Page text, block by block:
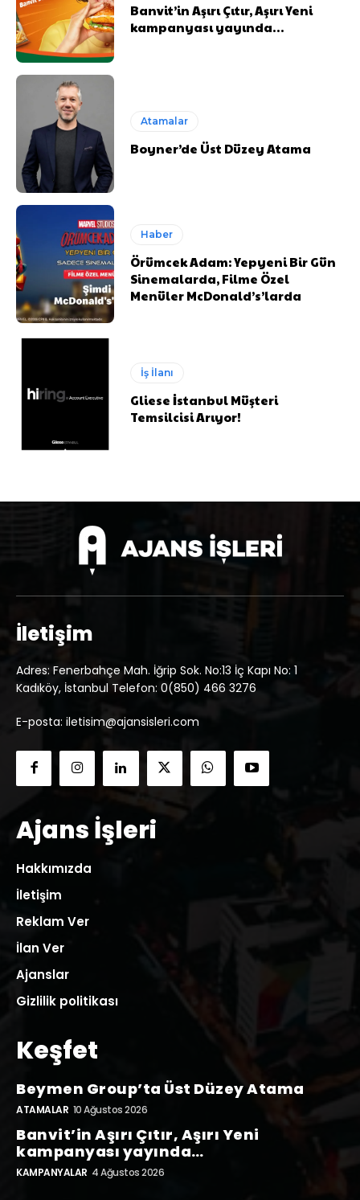
Banvit’in Aşırı Çıtır, Aşırı Yeni
kampanyası yayında…
Atamalar
Boyner’de Üst Düzey Atama
Haber
Örümcek Adam: Yepyeni Bir Gün
Sinemalarda, Filme Özel
Menüler McDonald’s’larda
İş İlanı
Gliese İstanbul Müşteri
Temsilcisi Arıyor!
İletişim
Adres: Fenerbahçe Mah. İğrip Sok. No:13 İç Kapı No: 1
Kadıköy, İstanbul Telefon: 0(850) 466 3276
E-posta: iletisim@ajansisleri.com
Ajans İşleri
Hakkımızda
İletişim
Reklam Ver
İlan Ver
Ajanslar
Gizlilik politikası
Keşfet
Beymen Group’ta Üst Düzey Atama
ATAMALAR 10 Ağustos 2026
Banvit’in Aşırı Çıtır, Aşırı Yeni
kampanyası yayında…
KAMPANYALAR 4 Ağustos 2026